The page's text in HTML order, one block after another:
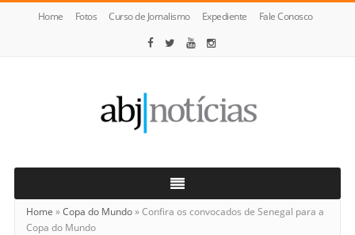
Home Fotos Curso de Jornalismo Expediente Fale Conosco
Notícias
Home »Copa do Mundo»Confira os convocados de Senegal para a
Copa do Mundo